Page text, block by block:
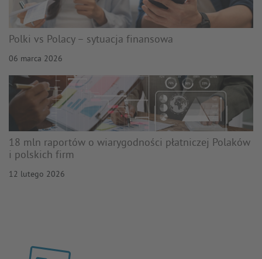
Polki vs Polacy – sytuacja finansowa
06 marca 2026
18 mln raportów o wiarygodności płatniczej Polaków
i polskich firm
12 lutego 2026